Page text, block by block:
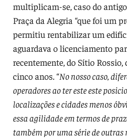
multiplicam-se, caso do
Praça da Alegria “que foi um
permitiu rentabilizar um
aguardava o licenciamento
recentemente, do Sítio Rossio,
cinco anos. “No nosso caso,
operadores ao ter este este
localizações e cidades menos
essa agilidade em termos de
também por uma série de